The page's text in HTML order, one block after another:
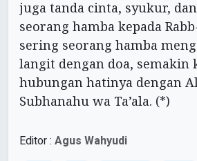
juga tanda cinta, syukur,
seorang hamba kepada
sering seorang hamba
langit dengan doa, semakin
hubungan hatinya dengan
Subhanahu wa Ta’ala. (*)
Editor : Agus Wahyudi